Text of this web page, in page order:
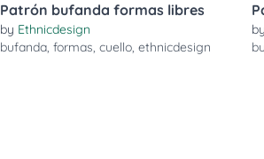
Patrón bufanda formas libres
by Ethnicdesign
bufanda, formas, cuello, ethnicdesign
by